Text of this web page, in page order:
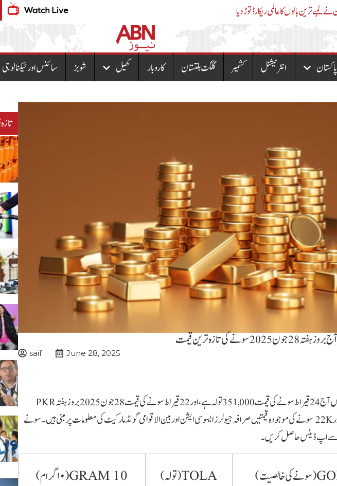
بھارتی خاتون نے لمبے ترین دو تہائی اکثریت سے حکومت بنائیں گے ،رانا ثناء اللہ
پاکستان انٹرنیشنل کشمیر گلگت بلتستان کاروبار کھیل شوبز سائنس اور ٹیکنالوجی
کی تازہ ترین قیمت
saif June 28, 2025
کراچی (اے بی این نیوز)پاکستان میں آج 24 قیراط سونے کی قیمت 351,000 تولہ ہے، اور 22 قیراط سونے کی قیمت 28 جون 2025 بروز ہفتہ PKR
321,833 1 تولہ ہے۔ 24K اور 22K سونے کی موجودہ قیمتیں صرافہ جیولرز ایسوسی ایشن اور بین الاقوامی گولڈ مارکیٹ کی معلومات پر مبنی ہیں۔ سونے
سے اپ ڈیٹس حاصل کریں۔
(سونے کی خالصیت) TOLA(تولہ) 10 GRAM (١٠ گرام)